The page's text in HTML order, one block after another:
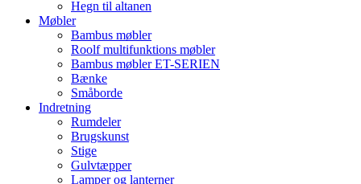
Hegn til altanen
Møbler
Bambus møbler
Roolf multifunktions møbler
Bambus møbler ET-SERIEN
Bænke
Småborde
Indretning
Rumdeler
Brugskunst
Stige
Gulvtæpper
Lamper og lanterner